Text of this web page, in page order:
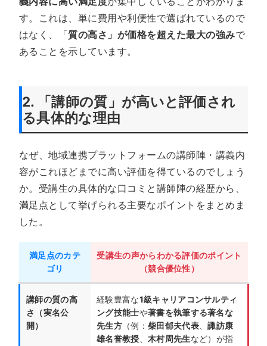
す。これは、単に費用や利便性で選ばれているので
はなく、「質の高さ」が価格を超えた最大の強みで
あることを示しています。
2. 「講師の質」が高いと評価され
る具体的な理由
なぜ、地域連携プラットフォームの講師陣・講義内
容がこれほどまでに高い評価を得ているのでしょう
か。受講生の具体的な口コミと講師陣の経歴から、
満足点として挙げられる主要なポイントをまとめま
した。
満足点のカテ
ゴリ
受講生の声からわかる評価のポイント
（競合優位性）
講師の質の高
さ（実名公
開）
経験豊富な1級キャリアコンサルティ
ング技能士や著書を執筆する著名な
先生方（例： 柴田郁夫代表、諏訪康
雄名誉教授、 木村周先生など）が指